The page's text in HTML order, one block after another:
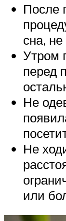
После
сна,
Утром
перед
Не
Не
или